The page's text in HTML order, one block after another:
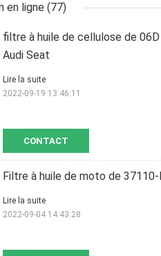
en ligne (77)
filtre à huile de cellulose de
Audi Seat
CONTACT
Lire la suite
2022-09-19 13:46:11
Filtre à huile de moto de
Lire la suite
2022-09-04 14:43:28